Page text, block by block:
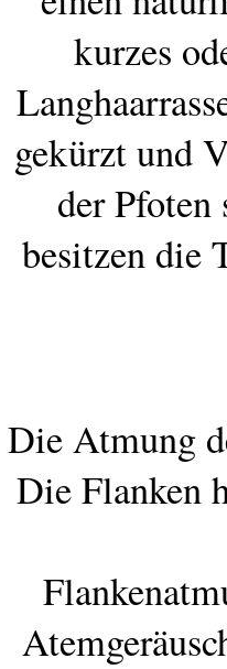
kurzes
gekürzt und
der Pfoten
besitzen die
Die Atmung
Die Flanken